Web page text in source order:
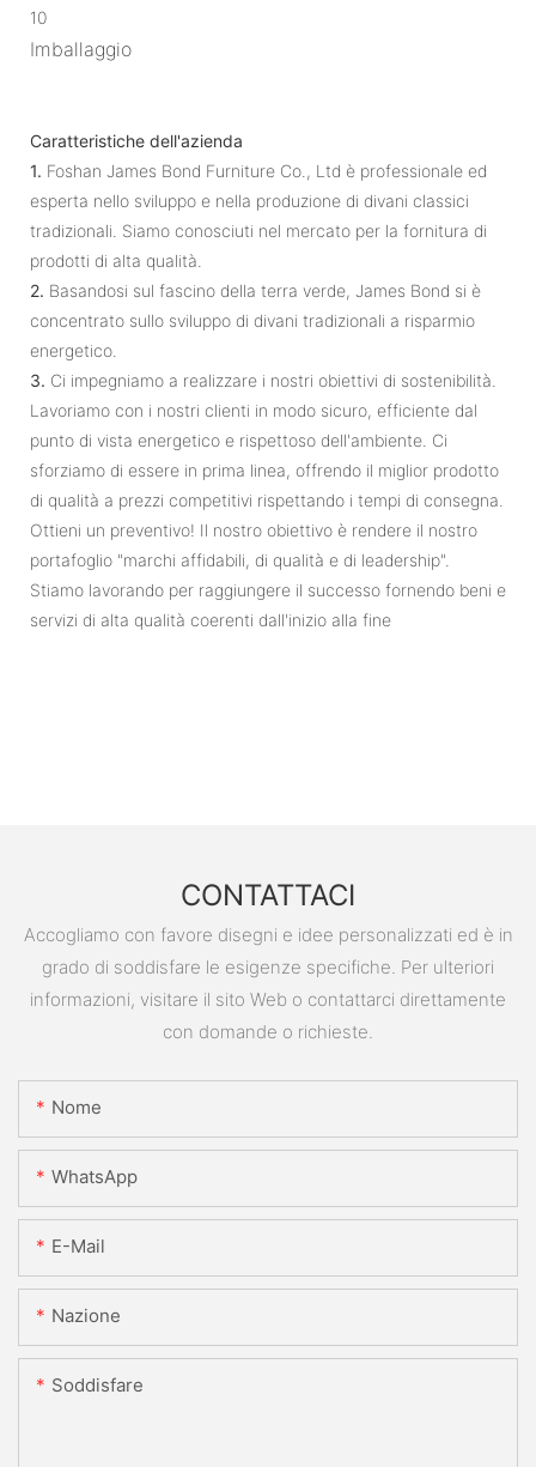
10
Imballaggio
Caratteristiche dell'azienda
1. Foshan James Bond Furniture Co., Ltd è professionale ed
esperta nello sviluppo e nella produzione di divani classici
tradizionali. Siamo conosciuti nel mercato per la fornitura di
prodotti di alta qualità.
2. Basandosi sul fascino della terra verde, James Bond si è
concentrato sullo sviluppo di divani tradizionali a risparmio
energetico.
3. Ci impegniamo a realizzare i nostri obiettivi di sostenibilità.
Lavoriamo con i nostri clienti in modo sicuro, efficiente dal
punto di vista energetico e rispettoso dell'ambiente. Ci
sforziamo di essere in prima linea, offrendo il miglior prodotto
di qualità a prezzi competitivi rispettando i tempi di consegna.
Ottieni un preventivo! Il nostro obiettivo è rendere il nostro
portafoglio "marchi affidabili, di qualità e di leadership".
Stiamo lavorando per raggiungere il successo fornendo beni e
servizi di alta qualità coerenti dall'inizio alla fine
CONTATTACI
Accogliamo con favore disegni e idee personalizzati ed è in
grado di soddisfare le esigenze specifiche. Per ulteriori
informazioni, visitare il sito Web o contattarci direttamente
con domande o richieste.
Nome
WhatsApp
E-Mail
Nazione
Soddisfare